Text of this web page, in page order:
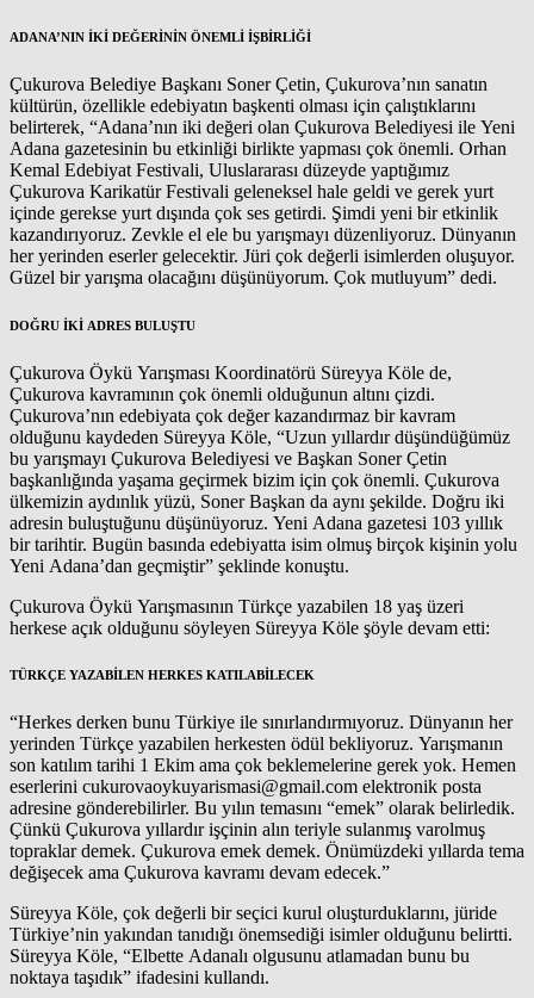
ADANA’NIN İKİ DEĞERİNİN ÖNEMLİ İŞBİRLİĞİ
Çukurova Belediye Başkanı Soner Çetin, Çukurova’nın sanatın
kültürün, özellikle edebiyatın başkenti olması için çalıştıklarını
belirterek, “Adana’nın iki değeri olan Çukurova Belediyesi ile Yeni
Adana gazetesinin bu etkinliği birlikte yapması çok önemli. Orhan
Kemal Edebiyat Festivali, Uluslararası düzeyde yaptığımız
Çukurova Karikatür Festivali geleneksel hale geldi ve gerek yurt
içinde gerekse yurt dışında çok ses getirdi. Şimdi yeni bir etkinlik
kazandırıyoruz. Zevkle el ele bu yarışmayı düzenliyoruz. Dünyanın
her yerinden eserler gelecektir. Jüri çok değerli isimlerden oluşuyor.
Güzel bir yarışma olacağını düşünüyorum. Çok mutluyum” dedi.
DOĞRU İKİ ADRES BULUŞTU
Çukurova Öykü Yarışması Koordinatörü Süreyya Köle de,
Çukurova kavramının çok önemli olduğunun altını çizdi.
Çukurova’nın edebiyata çok değer kazandırmaz bir kavram
olduğunu kaydeden Süreyya Köle, “Uzun yıllardır düşündüğümüz
bu yarışmayı Çukurova Belediyesi ve Başkan Soner Çetin
başkanlığında yaşama geçirmek bizim için çok önemli. Çukurova
ülkemizin aydınlık yüzü, Soner Başkan da aynı şekilde. Doğru iki
adresin buluştuğunu düşünüyoruz. Yeni Adana gazetesi 103 yıllık
bir tarihtir. Bugün basında edebiyatta isim olmuş birçok kişinin yolu
Yeni Adana’dan geçmiştir” şeklinde konuştu.
Çukurova Öykü Yarışmasının Türkçe yazabilen 18 yaş üzeri
herkese açık olduğunu söyleyen Süreyya Köle şöyle devam etti:
TÜRKÇE YAZABİLEN HERKES KATILABİLECEK
“Herkes derken bunu Türkiye ile sınırlandırmıyoruz. Dünyanın her
yerinden Türkçe yazabilen herkesten ödül bekliyoruz. Yarışmanın
son katılım tarihi 1 Ekim ama çok beklemelerine gerek yok. Hemen
eserlerini cukurovaoykuyarismasi@gmail.com elektronik posta
adresine gönderebilirler. Bu yılın temasını “emek” olarak belirledik.
Çünkü Çukurova yıllardır işçinin alın teriyle sulanmış varolmuş
topraklar demek. Çukurova emek demek. Önümüzdeki yıllarda tema
değişecek ama Çukurova kavramı devam edecek.”
Süreyya Köle, çok değerli bir seçici kurul oluşturduklarını, jüride
Türkiye’nin yakından tanıdığı önemsediği isimler olduğunu belirtti.
Süreyya Köle, “Elbette Adanalı olgusunu atlamadan bunu bu
noktaya taşıdık” ifadesini kullandı.